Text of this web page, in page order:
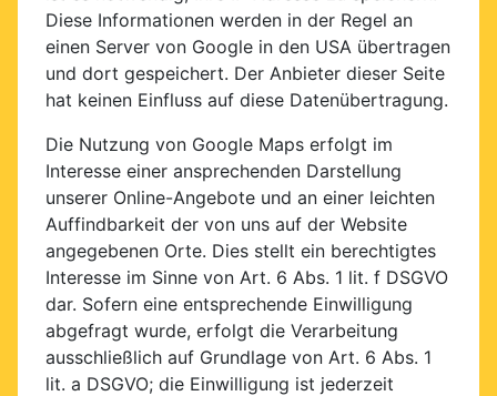
Diese Informationen werden in der Regel an
einen Server von Google in den USA übertragen
und dort gespeichert. Der Anbieter dieser Seite
hat keinen Einfluss auf diese Datenübertragung.
Die Nutzung von Google Maps erfolgt im
Interesse einer ansprechenden Darstellung
unserer Online-Angebote und an einer leichten
Auffindbarkeit der von uns auf der Website
angegebenen Orte. Dies stellt ein berechtigtes
Interesse im Sinne von Art. 6 Abs. 1 lit. f DSGVO
dar. Sofern eine entsprechende Einwilligung
abgefragt wurde, erfolgt die Verarbeitung
ausschließlich auf Grundlage von Art. 6 Abs. 1
lit. a DSGVO; die Einwilligung ist jederzeit